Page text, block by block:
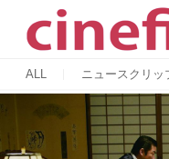
ALL ニュースクリッ